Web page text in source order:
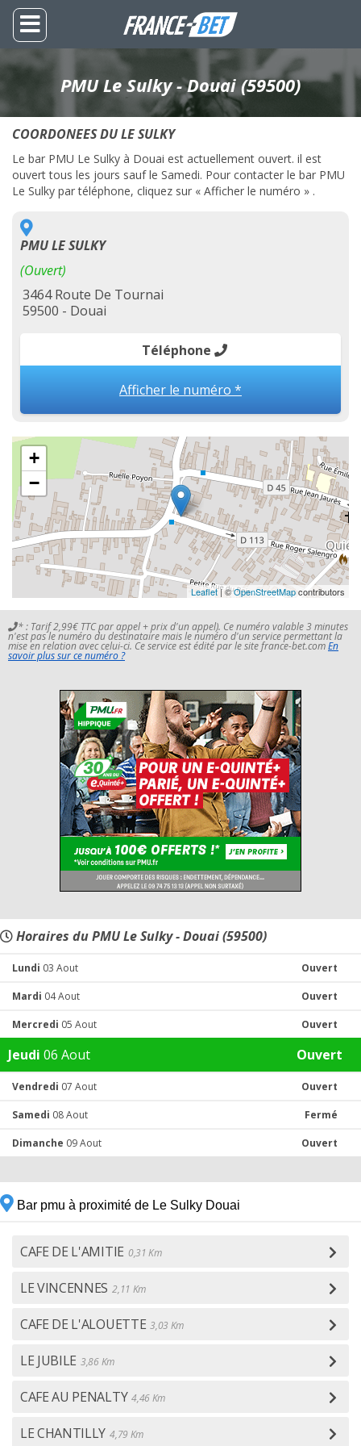
PMU Le Sulky - Douai (59500)
COORDONEES DU LE SULKY
Le bar PMU Le Sulky à Douai est actuellement ouvert. il est
ouvert tous les jours sauf le Samedi. Pour contacter le bar PMU
Le Sulky par téléphone, cliquez sur « Afficher le numéro » .
PMU LE SULKY
(Ouvert)
3464 Route De Tournai
59500 - Douai
Téléphone
Afficher le numéro *
+
−
Leaflet| ©OpenStreetMapcontributors
* : Tarif 2,99€ TTC par appel + prix d'un appel). Ce numéro valable 3 minutes
n'est pas le numéro du destinataire mais le numéro d'un service permettant la
mise en relation avec celui-ci. Ce service est édité par le site france-bet.comEn
savoir plus sur ce numéro ?
Horaires du PMU Le Sulky - Douai (59500)
Lundi 03 Aout Ouvert
Mardi 04 Aout Ouvert
Mercredi 05 Aout Ouvert
Jeudi 06 Aout Ouvert
Vendredi 07 Aout Ouvert
Samedi 08 Aout Fermé
Dimanche 09 Aout Ouvert
Bar pmu à proximité de Le Sulky Douai
CAFE DE L'AMITIE 0,31 Km
LE VINCENNES 2,11 Km
CAFE DE L'ALOUETTE 3,03 Km
LE JUBILE 3,86 Km
CAFE AU PENALTY 4,46 Km
LE CHANTILLY 4,79 Km